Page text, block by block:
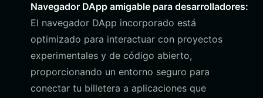
Navegador DApp amigable para desarrolladores:
El navegador DApp incorporado está
optimizado para interactuar con proyectos
experimentales y de código abierto,
proporcionando un entorno seguro para
conectar tu billetera a aplicaciones que